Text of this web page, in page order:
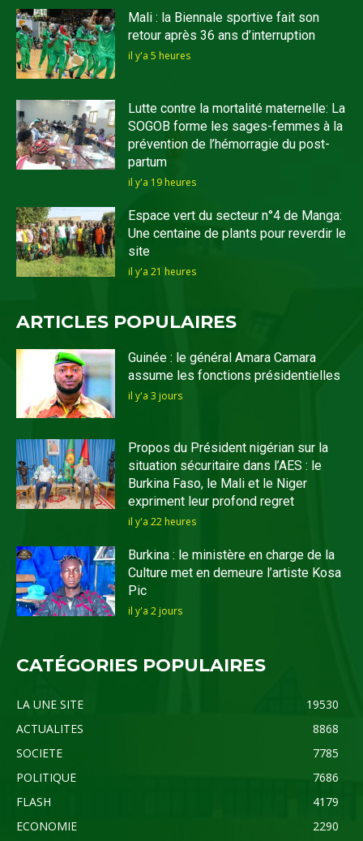
Mali : la Biennale sportive fait son
retour après 36 ans d’interruption
il y'a 5 heures
Lutte contre la mortalité maternelle: La
SOGOB forme les sages-femmes à la
prévention de l’hémorragie du post-
partum
il y'a 19 heures
Espace vert du secteur n°4 de Manga:
Une centaine de plants pour reverdir le
site
il y'a 21 heures
ARTICLES POPULAIRES
Guinée : le général Amara Camara
assume les fonctions présidentielles
il y'a 3 jours
Propos du Président nigérian sur la
situation sécuritaire dans l’AES : le
Burkina Faso, le Mali et le Niger
expriment leur profond regret
il y'a 22 heures
Burkina : le ministère en charge de la
Culture met en demeure l’artiste Kosa
Pic
il y'a 2 jours
CATÉGORIES POPULAIRES
LA UNE SITE
19530
ACTUALITES
8868
SOCIETE
7785
POLITIQUE
7686
FLASH
4179
ECONOMIE
2290